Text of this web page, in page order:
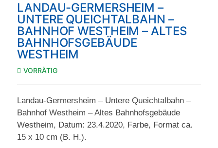
LANDAU-GERMERSHEIM –
UNTERE QUEICHTALBAHN –
BAHNHOF WESTHEIM – ALTES
BAHNHOFSGEBÄUDE
WESTHEIM
VORRÄTIG
Landau-Germersheim – Untere Queichtalbahn –
Bahnhof Westheim – Altes Bahnhofsgebäude
Westheim, Datum: 23.4.2020, Farbe, Format ca.
15 x 10 cm (B. H.).